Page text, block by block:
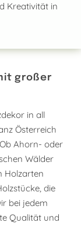
Kreativität in
großer
in all
Österreich
Ahorn- oder
Wälder
Holzarten
die
bei jedem
Qualität und